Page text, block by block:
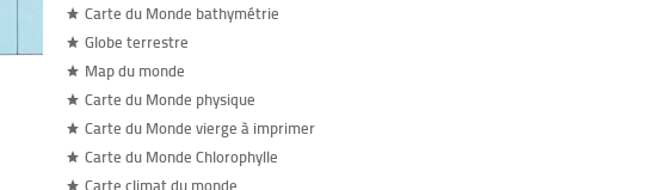
Carte du Monde bathymétrie
Globe terrestre
Map du monde
Carte du Monde physique
Carte du Monde vierge à imprimer
Carte du Monde Chlorophylle
Carte climat du monde